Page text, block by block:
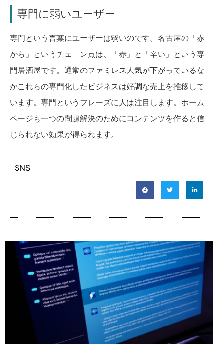
専門に弱いユーザー
専門という言葉にユーザーは弱いのです。名古屋の「赤
から」というチェーン点は、「赤」と「辛い」という専
門居酒屋です。通常のファミレス人気が下がっているな
かこれらの専門化したビジネスは好調な売上を推移して
います。専門というフレーズに人は注目します。ホーム
ページも一つの問題解決のためにコンテンツを作ると信
じられない効果が得られます。
SNS